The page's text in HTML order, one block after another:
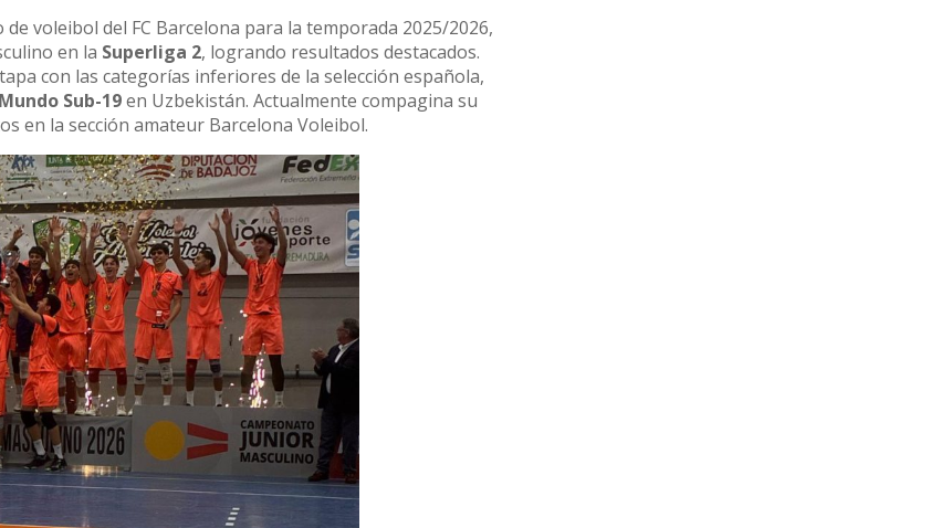
voleibol del FC Barcelona para la temporada 2025/2026,
en la Superliga 2, logrando resultados destacados.
con las categorías inferiores de la selección española,
Sub-19en Uzbekistán. Actualmente compagina su
en la sección amateur Barcelona Voleibol.